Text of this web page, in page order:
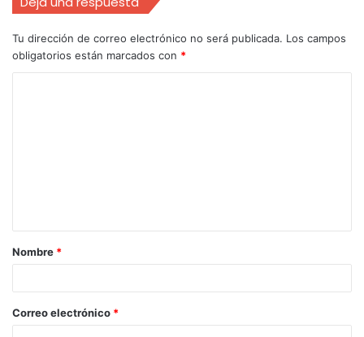
Tu dirección de correo electrónico no será publicada. Los campos
obligatorios están marcados con *
Nombre *
Correo electrónico *